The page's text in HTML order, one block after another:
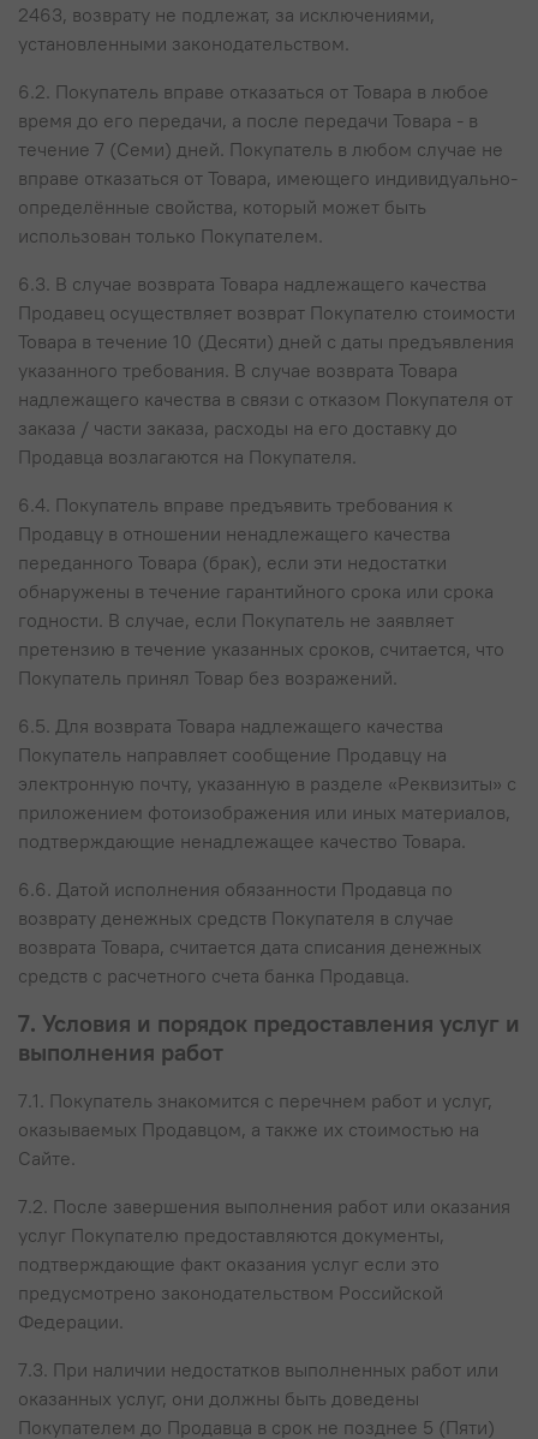
2463, возврату не подлежат, за исключениями,
установленными законодательством.
6.2. Покупатель вправе отказаться от Товара в любое
время до его передачи, а после передачи Товара - в
течение 7 (Семи) дней. Покупатель в любом случае не
вправе отказаться от Товара, имеющего индивидуально-
определённые свойства, который может быть
использован только Покупателем.
6.3. В случае возврата Товара надлежащего качества
Продавец осуществляет возврат Покупателю стоимости
Товара в течение 10 (Десяти) дней с даты предъявления
указанного требования. В случае возврата Товара
надлежащего качества в связи с отказом Покупателя от
заказа / части заказа, расходы на его доставку до
Продавца возлагаются на Покупателя.
6.4. Покупатель вправе предъявить требования к
Продавцу в отношении ненадлежащего качества
переданного Товара (брак), если эти недостатки
обнаружены в течение гарантийного срока или срока
годности. В случае, если Покупатель не заявляет
претензию в течение указанных сроков, считается, что
Покупатель принял Товар без возражений.
6.5. Для возврата Товара надлежащего качества
Покупатель направляет сообщение Продавцу на
электронную почту, указанную в разделе «Реквизиты» с
приложением фотоизображения или иных материалов,
подтверждающие ненадлежащее качество Товара.
6.6. Датой исполнения обязанности Продавца по
возврату денежных средств Покупателя в случае
возврата Товара, считается дата списания денежных
средств с расчетного счета банка Продавца.
7. Условия и порядок предоставления услуг и
выполнения работ
7.1. Покупатель знакомится с перечнем работ и услуг,
оказываемых Продавцом, а также их стоимостью на
Сайте.
7.2. После завершения выполнения работ или оказания
услуг Покупателю предоставляются документы,
подтверждающие факт оказания услуг если это
предусмотрено законодательством Российской
Федерации.
7.3. При наличии недостатков выполненных работ или
оказанных услуг, они должны быть доведены
Покупателем до Продавца в срок не позднее 5 (Пяти)